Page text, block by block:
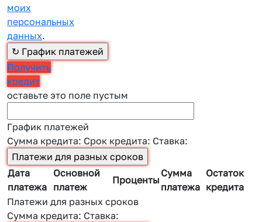
моих
персональных
данных.
Получить
кредит
оставьте это поле пустым
График платежей
Сумма кредита: Срок кредита: Ставка:
Дата
платежа
Основной
платеж
Проценты
Сумма
платежа
Остаток
кредита
Платежи для разных сроков
Сумма кредита: Ставка: